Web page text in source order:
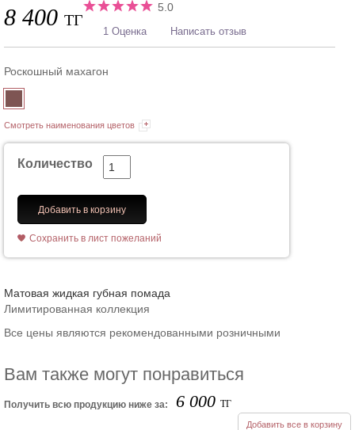
8 400 ТГ
5.0
1 Оценка Написать отзыв
Роскошный махагон
Смотреть наименования цветов
Количество
Добавить в корзину
Сохранить в лист пожеланий
Матовая жидкая губная помада
Лимитированная коллекция
Все цены являются рекомендованными розничными
Вам также могут понравиться
Получить всю продукцию ниже за: 6 000 ТГ
Добавить все в корзину